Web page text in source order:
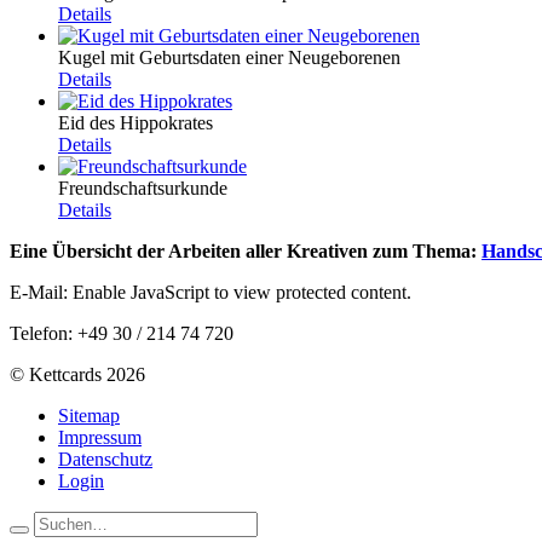
Details
Kugel mit Geburtsdaten einer Neugeborenen
Details
Eid des Hippokrates
Details
Freundschaftsurkunde
Details
Eine Übersicht der Arbeiten aller Kreativen zum Thema:
E-Mail: Enable JavaScript to view protected content.
Telefon: +49 30 / 214 74 720
© Kettcards 2026
Sitemap
Impressum
Datenschutz
Login